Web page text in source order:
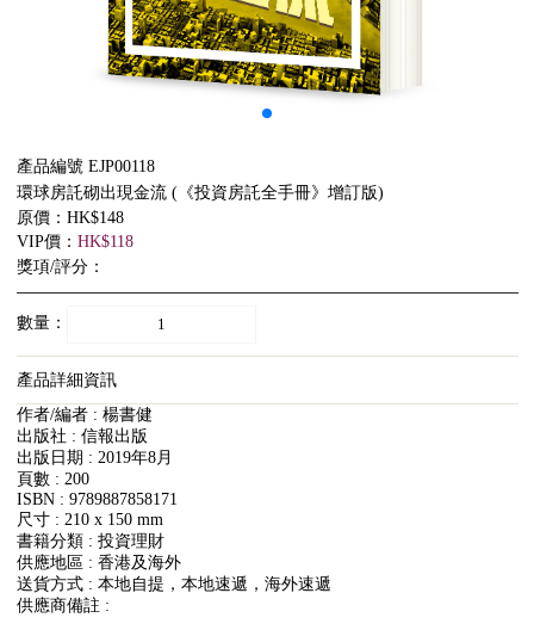
產品編號 EJP00118
環球房託砌出現金流 (《投資房託全手冊》增訂版)
原價：HK$148
VIP價： HK$118
獎項/評分：
數量：
產品詳細資訊
作者/編者 : 楊書健
出版社 : 信報出版
出版日期 : 2019年8月
頁數 : 200
ISBN : 9789887858171
尺寸 : 210 x 150 mm
書籍分類 : 投資理財
供應地區 : 香港及海外
送貨方式 : 本地自提，本地速遞，海外速遞
供應商備註 :